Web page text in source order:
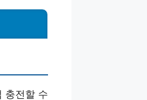
충전할 수